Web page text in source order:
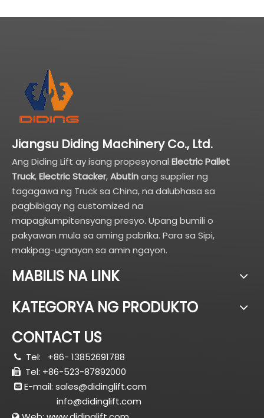
Jiangsu Diding Machinery Co., Ltd.
Ang Diding Lift ay isang propesyonal Electric Pallet
Truck,Electric Stacker,Abutinang supplier ng
tagagawa ng Truck sa China, na dalubhasa sa
pagbibigay ng customized na
mapagkumpitensyang presyo. Upang bumili o
pakyawan mula sa aming pabrika. Para sa Sipi,
makipag-ugnayan sa amin ngayon.
MABILIS NA LINK
KATEGORYA NG PRODUKTO
CONTACT US
 Tel: +86- 13852691788
 Tel: +86-523-87892000
 E-mail: sales@didinglift.com
info@didinglift.com